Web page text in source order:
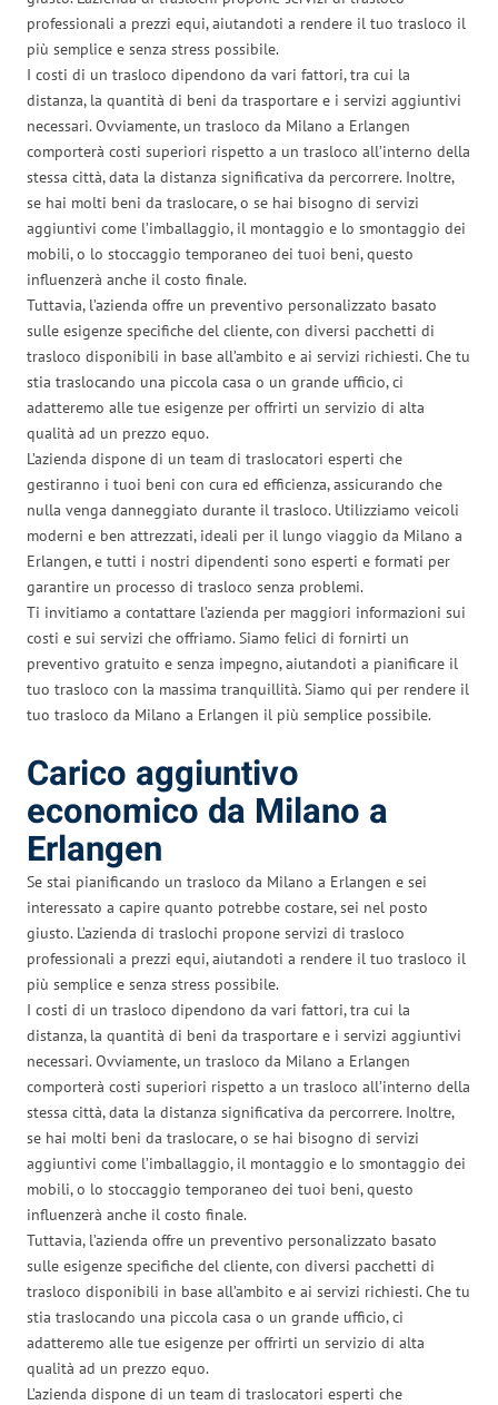
professionali a prezzi equi, aiutandoti a rendere il tuo trasloco il
più semplice e senza stress possibile.
I costi di un trasloco dipendono da vari fattori, tra cui la
distanza, la quantità di beni da trasportare e i servizi aggiuntivi
necessari. Ovviamente, un trasloco da Milano a Erlangen
comporterà costi superiori rispetto a un trasloco all’interno della
stessa città, data la distanza significativa da percorrere. Inoltre,
se hai molti beni da traslocare, o se hai bisogno di servizi
aggiuntivi come l’imballaggio, il montaggio e lo smontaggio dei
mobili, o lo stoccaggio temporaneo dei tuoi beni, questo
influenzerà anche il costo finale.
Tuttavia, l’azienda offre un preventivo personalizzato basato
sulle esigenze specifiche del cliente, con diversi pacchetti di
trasloco disponibili in base all’ambito e ai servizi richiesti. Che tu
stia traslocando una piccola casa o un grande ufficio, ci
adatteremo alle tue esigenze per offrirti un servizio di alta
qualità ad un prezzo equo.
L’azienda dispone di un team di traslocatori esperti che
gestiranno i tuoi beni con cura ed efficienza, assicurando che
nulla venga danneggiato durante il trasloco. Utilizziamo veicoli
moderni e ben attrezzati, ideali per il lungo viaggio da Milano a
Erlangen, e tutti i nostri dipendenti sono esperti e formati per
garantire un processo di trasloco senza problemi.
Ti invitiamo a contattare l’azienda per maggiori informazioni sui
costi e sui servizi che offriamo. Siamo felici di fornirti un
preventivo gratuito e senza impegno, aiutandoti a pianificare il
tuo trasloco con la massima tranquillità. Siamo qui per rendere il
tuo trasloco da Milano a Erlangen il più semplice possibile.
Carico aggiuntivo
economico da Milano a
Erlangen
Se stai pianificando un trasloco da Milano a Erlangen e sei
interessato a capire quanto potrebbe costare, sei nel posto
giusto. L’azienda di traslochi propone servizi di trasloco
professionali a prezzi equi, aiutandoti a rendere il tuo trasloco il
più semplice e senza stress possibile.
I costi di un trasloco dipendono da vari fattori, tra cui la
distanza, la quantità di beni da trasportare e i servizi aggiuntivi
necessari. Ovviamente, un trasloco da Milano a Erlangen
comporterà costi superiori rispetto a un trasloco all’interno della
stessa città, data la distanza significativa da percorrere. Inoltre,
se hai molti beni da traslocare, o se hai bisogno di servizi
aggiuntivi come l’imballaggio, il montaggio e lo smontaggio dei
mobili, o lo stoccaggio temporaneo dei tuoi beni, questo
influenzerà anche il costo finale.
Tuttavia, l’azienda offre un preventivo personalizzato basato
sulle esigenze specifiche del cliente, con diversi pacchetti di
trasloco disponibili in base all’ambito e ai servizi richiesti. Che tu
stia traslocando una piccola casa o un grande ufficio, ci
adatteremo alle tue esigenze per offrirti un servizio di alta
qualità ad un prezzo equo.
L’azienda dispone di un team di traslocatori esperti che